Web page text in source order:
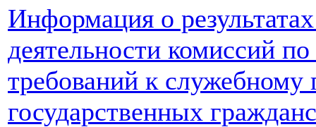
Информация о
деятельности комиссий
требований к служебному
государственных